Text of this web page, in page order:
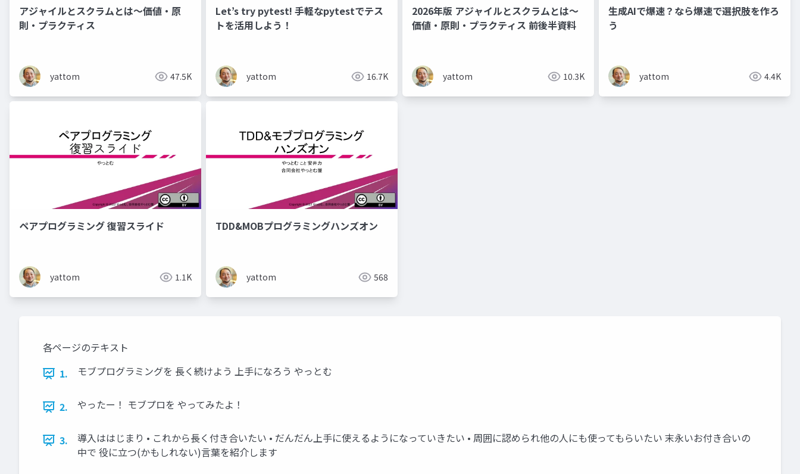
アジャイルとスクラムとは～価値・原
則・プラクティス
yattom 47.5K
Let’s try pytest! 手軽なpytestでテス
トを活用しよう！
yattom 16.7K
2026年版 アジャイルとスクラムとは～
価値・原則・プラクティス 前後半資料
yattom 10.3K
生成AIで爆速？なら爆速で選択肢を作ろ
う
yattom 4.4K
ペアプログラミング 復習スライド
yattom 1.1K
TDD&MOBプログラミングハンズオン
yattom 568
各ページのテキスト
1.
モブプログラミングを 長く続けよう 上手になろう やっとむ
2. やったー！ モブプロを やってみたよ！
3.
導入ははじまり • これから長く付き合いたい • だんだん上手に使えるようになっていきたい • 周囲に認められ他の人にも使ってもらいたい 末永いお付き合いの
中で 役に立つ(かもしれない)言葉を紹介します